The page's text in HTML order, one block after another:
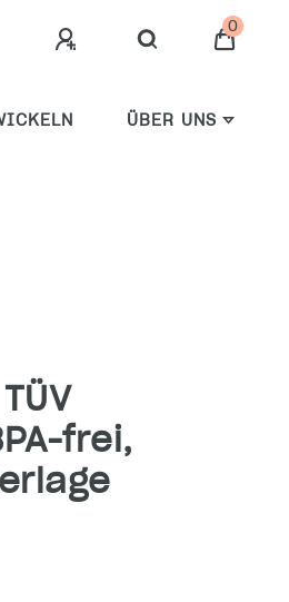
0
ÜBER UNS
frei,